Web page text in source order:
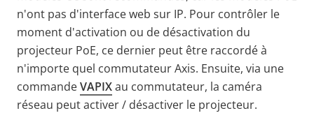
n'ont pas d'interface web sur IP. Pour contrôler le
moment d'activation ou de désactivation du
projecteur PoE, ce dernier peut être raccordé à
n'importe quel commutateur Axis. Ensuite, via une
commandeVAPIXau commutateur, la caméra
réseau peut activer / désactiver le projecteur.